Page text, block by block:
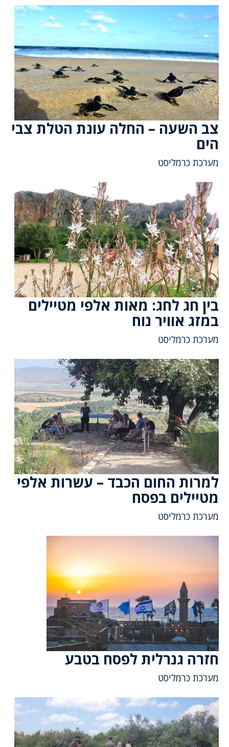
צב השעה – החלה עונת הטלת צבי
הים
מערכת כרמליסט
בין חג לחג: מאות אלפי מטיילים
במזג אוויר נוח
מערכת כרמליסט
למרות החום הכבד – עשרות אלפי
מטיילים בפסח
מערכת כרמליסט
חזרה גנרלית לפסח בטבע
מערכת כרמליסט